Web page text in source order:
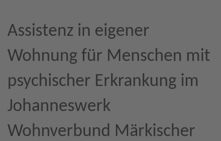
Assistenz in eigener
Wohnung für Menschen mit
psychischer Erkrankung im
Johanneswerk
Wohnverbund Märkischer